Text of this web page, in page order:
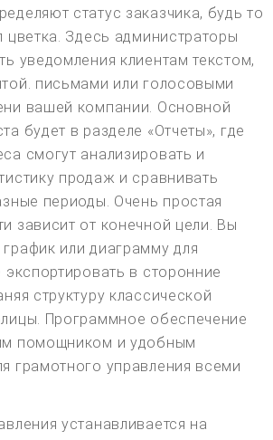
статус заказчика, будь то
цветка. Здесь администраторы
уведомления клиентам текстом,
письмами или голосовыми
вашей компании. Основной
будет в разделе «Отчеты», где
смогут анализировать и
продаж и сравнивать
периоды. Очень простая
зависит от конечной цели. Вы
или диаграмму для
экспортировать в сторонние
структуру классической
Программное обеспечение
помощником и удобным
грамотного управления всеми
устанавливается на